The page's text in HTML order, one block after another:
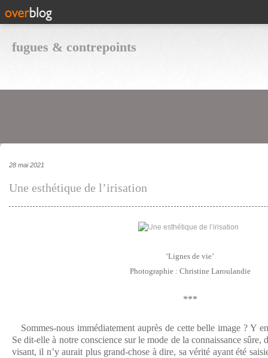
fugues & contrepoints
28 mai 2021
Une esthétique de l’irisation
‘Lignes de vie’
Photographie : Christine Laroulandie
***
Sommes-nous immédiatement auprès de cette belle image ? Y
Se dit-elle à notre conscience sur le mode de la connaissance sûre,
visant, il n’y aurait plus grand-chose à dire, sa vérité ayant été